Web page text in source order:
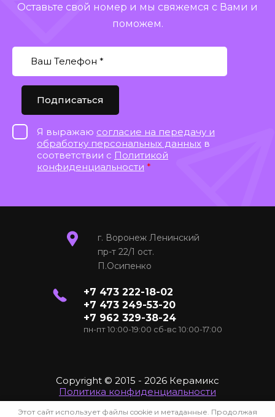
Этот сайт использует файлы cookie и метаданные. Продолжая
Оставьте свой номер и мы свяжемся с Вами и
поможем.
Я выражаю согласие на передачу и
обработку персональных данных в
соответствии с Политикой
конфиденциальности *
Подписаться
г. Воронеж Ленинский
пр-т 22/1 ост.
П.Осипенко
+7 473 222-18-02
+7 473 249-53-20
+7 962 329-38-24
пн-пт 10:00-19:00 сб-вс 10:00-17:00
Copyright © 2015 - 2026 Керамикс
Политика конфиденциальности